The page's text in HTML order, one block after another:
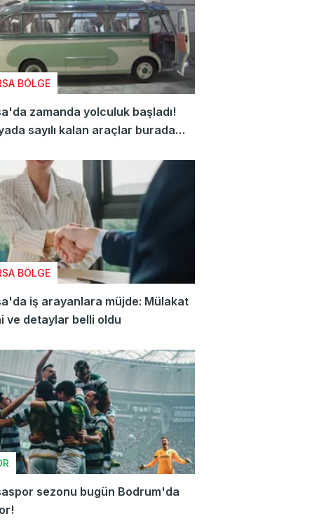
BÖLGE
zamanda yolculuk başladı!
sayılı kalan araçlar burada
BÖLGE
iş arayanlara müjde: Mülakat
ve detaylar belli oldu
sezonu bugün Bodrum'da